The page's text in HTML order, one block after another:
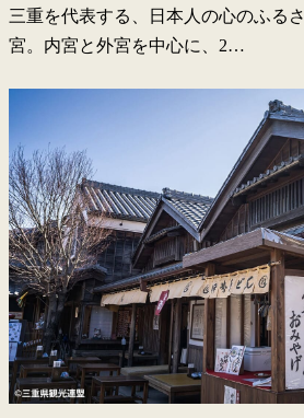
三重を代表する、日本人の心のふる
宮。内宮と外宮を中心に、2…